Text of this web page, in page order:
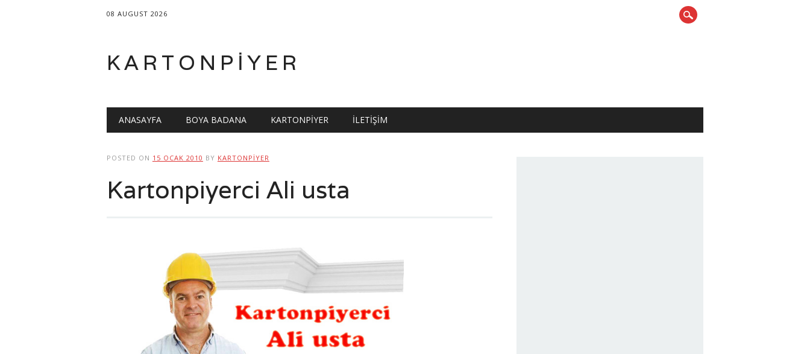
08 AUGUST 2026
KARTONPIYER
Main menu
ANASAYFA BOYA BADANA KARTONPIYER İLETIŞIM
POSTED ON 15 OCAK 2010 BY KARTONPIYER
Kartonpiyerci Ali usta